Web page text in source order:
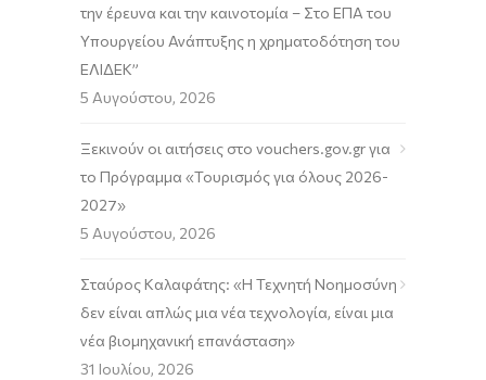
την έρευνα και την καινοτομία – Στο ΕΠΑ του
Υπουργείου Ανάπτυξης η χρηματοδότηση του
ΕΛΙΔΕΚ”
5 Αυγούστου, 2026
Ξεκινούν οι αιτήσεις στο vouchers.gov.gr για
το Πρόγραμμα «Τουρισμός για όλους 2026-
2027»
5 Αυγούστου, 2026
Σταύρος Καλαφάτης: «Η Τεχνητή Νοημοσύνη
δεν είναι απλώς μια νέα τεχνολογία, είναι μια
νέα βιομηχανική επανάσταση»
31 Ιουλίου, 2026